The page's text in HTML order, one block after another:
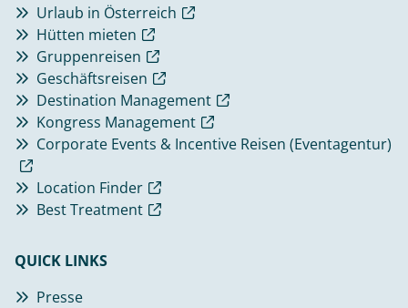
Urlaub in Österreich
Hütten mieten
Gruppenreisen
Geschäftsreisen
Destination Management
Kongress Management
Corporate Events & Incentive Reisen (Eventagentur)
Location Finder
Best Treatment
QUICK LINKS
Presse